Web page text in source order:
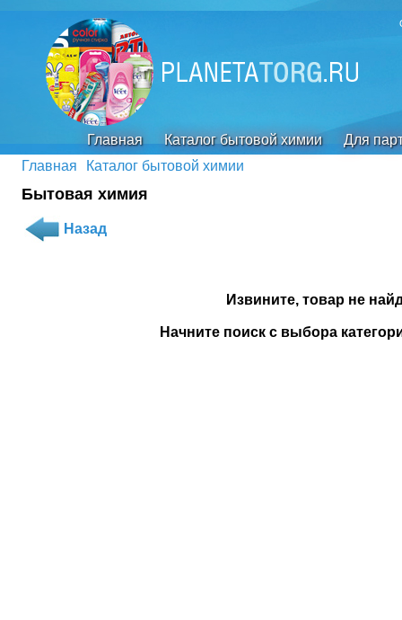
Главная Каталог бытовой химии
Для
Главная
Каталог бытовой химии
Бытовая химия
Назад
Извините, товар не
Начните поиск с выбора